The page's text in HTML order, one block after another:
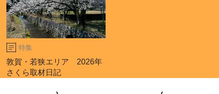
特集
敦賀・若狭エリア 2026年
さくら取材日記